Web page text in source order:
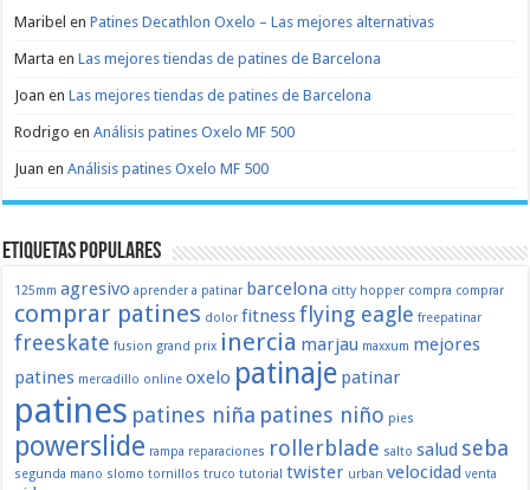
Maribel enPatines Decathlon Oxelo – Las mejores alternativas
Marta enLas mejores tiendas de patines de Barcelona
Joan enLas mejores tiendas de patines de Barcelona
Rodrigo enAnálisis patines Oxelo MF 500
Juan enAnálisis patines Oxelo MF 500
Etiquetas populares
125mm agresivo aprender a patinar barcelona citty hopper compra comprar
comprar patines dolor fitnessflying eagle freepatinar
freeskate fusion grand prix inercia marjau maxxum mejores
patines mercadillo online oxelo patinaje patinar
patines patines niña patines niño pies
powerslide rampa reparaciones rollerblade salto salud seba
segunda mano slomo tornillos truco tutorial twister urban velocidad venta